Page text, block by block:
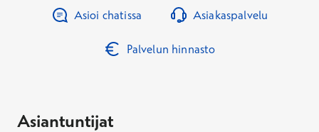
Asioi chatissa Asiakaspalvelu
Palvelun hinnasto
Asiantuntijat